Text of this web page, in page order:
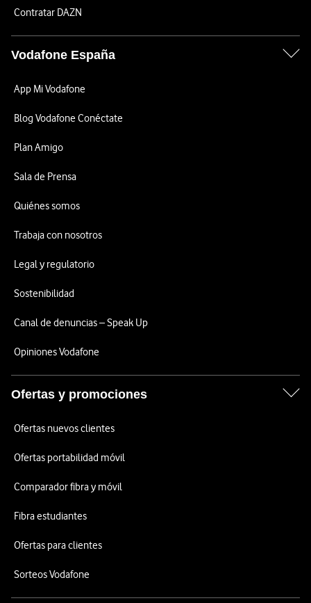
Contratar DAZN
Vodafone España
App Mi Vodafone
Blog Vodafone Conéctate
Plan Amigo
Sala de Prensa
Quiénes somos
Trabaja con nosotros
Legal y regulatorio
Sostenibilidad
Canal de denuncias – Speak Up
Opiniones Vodafone
Ofertas y promociones
Ofertas nuevos clientes
Ofertas portabilidad móvil
Comparador fibra y móvil
Fibra estudiantes
Ofertas para clientes
Sorteos Vodafone